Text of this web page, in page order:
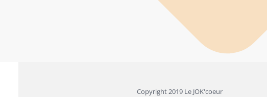
Copyright 2019 Le JOK'coeur